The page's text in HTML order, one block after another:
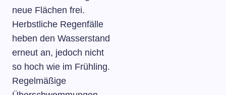
neue Flächen frei.
Herbstliche Regenfälle
heben den Wasserstand
erneut an, jedoch nicht
so hoch wie im Frühling.
Regelmäßige